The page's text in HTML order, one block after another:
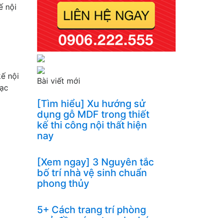
nội
nội
Bài viết mới
[Tìm hiểu] Xu hướng sử
dụng gỗ MDF trong thiết
kế thi công nội thất hiện
nay
[Xem ngay] 3 Nguyên tắc
bố trí nhà vệ sinh chuẩn
phong thủy
5+ Cách trang trí phòng